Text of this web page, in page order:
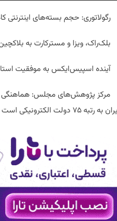
رگولاتوری: حجم بسته‌های
بلک‌راک، ویزا و مسترکارت به
آینده اسپیس‌ایکس به موفقیت
مرکز پژوهش‌های مجلس:
به رتبه ۷۵ دولت الکترونیکی است